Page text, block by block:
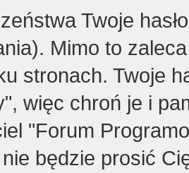
Twoje
Mimo to
stronach. Twoje
więc chroń je i
"Forum
będzie prosić